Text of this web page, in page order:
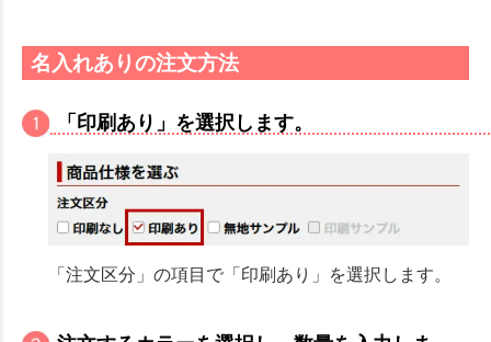
名入れありの注文方法
「印刷あり」を選択します。
「注文区分」の項目で「印刷あり」を選択します。